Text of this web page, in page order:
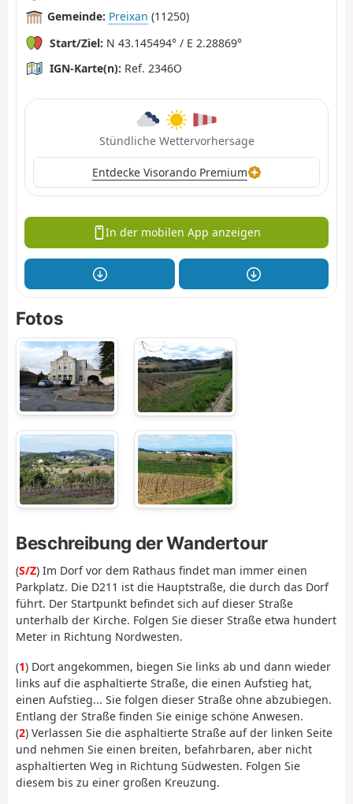
Gemeinde: Preixan (11250)
Start/Ziel: N 43.145494° / E 2.28869°
IGN-Karte(n): Ref. 2346O
Stündliche Wettervorhersage
Entdecke Visorando Premium
In der mobilen App anzeigen
Fotos
Beschreibung der Wandertour
(S/Z) Im Dorf vor dem Rathaus findet man immer einen
Parkplatz. Die D211 ist die Hauptstraße, die durch das Dorf
führt. Der Startpunkt befindet sich auf dieser Straße
unterhalb der Kirche. Folgen Sie dieser Straße etwa hundert
Meter in Richtung Nordwesten.
(1) Dort angekommen, biegen Sie links ab und dann wieder
links auf die asphaltierte Straße, die einen Aufstieg hat,
einen Aufstieg... Sie folgen dieser Straße ohne abzubiegen.
Entlang der Straße finden Sie einige schöne Anwesen.
(2) Verlassen Sie die asphaltierte Straße auf der linken Seite
und nehmen Sie einen breiten, befahrbaren, aber nicht
asphaltierten Weg in Richtung Südwesten. Folgen Sie
diesem bis zu einer großen Kreuzung.